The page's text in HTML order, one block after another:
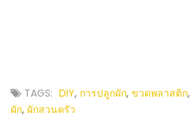
TAGS: DIY, การปลูกผัก, ขวดพลาสติก,
ผัก, ผักสวนครัว